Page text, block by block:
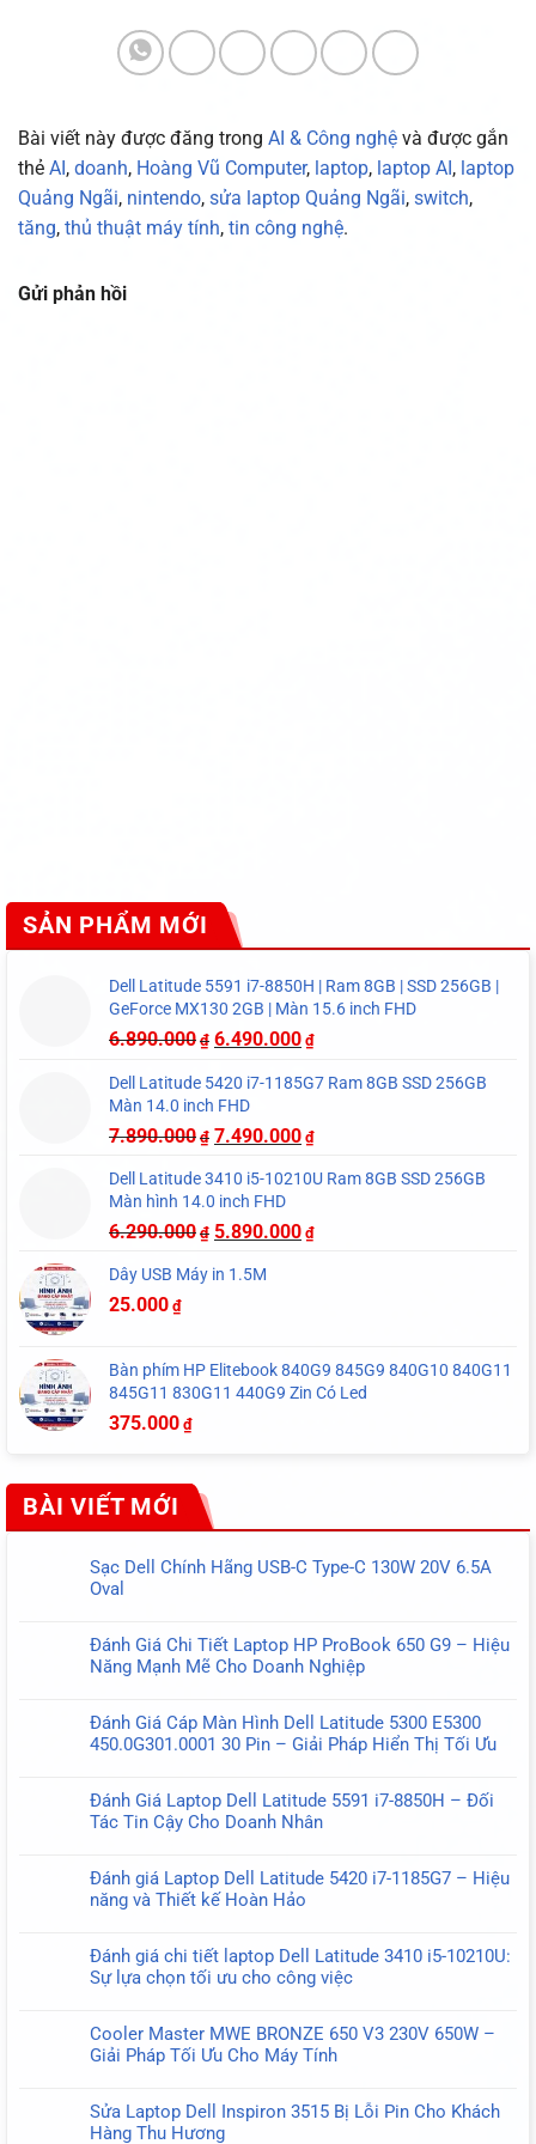
Bài viết này được đăng trong AI & Công nghệ và được gắn
thẻ AI, doanh, Hoàng Vũ Computer, laptop, laptop AI, laptop
Quảng Ngãi, nintendo, sửa laptop Quảng Ngãi, switch,
tăng, thủ thuật máy tính, tin công nghệ.
Gửi phản hồi
SẢN PHẨM MỚI
Dell Latitude 5591 i7-8850H | Ram 8GB | SSD 256GB |
GeForce MX130 2GB | Màn 15.6 inch FHD
6.890.000 ₫ 6.490.000 ₫
Dell Latitude 5420 i7-1185G7 Ram 8GB SSD 256GB
Màn 14.0 inch FHD
7.890.000 ₫ 7.490.000 ₫
Dell Latitude 3410 i5-10210U Ram 8GB SSD 256GB
Màn hình 14.0 inch FHD
6.290.000 ₫ 5.890.000 ₫
Dây USB Máy in 1.5M
25.000 ₫
Bàn phím HP Elitebook 840G9 845G9 840G10 840G11
845G11 830G11 440G9 Zin Có Led
375.000 ₫
BÀI VIẾT MỚI
Sạc Dell Chính Hãng USB-C Type-C 130W 20V 6.5A
Oval
bình
luận
Sạc
Dell
USB-
C
C
130W
20V
Oval
Đánh Giá Chi Tiết Laptop HP ProBook 650 G9 – Hiệu
Năng Mạnh Mẽ Cho Doanh Nghiệp
bình
luận
Đánh
Giá
Laptop
HP
650
G9
–
Năng
Mạnh
Doanh
Nghiệp
Đánh Giá Cáp Màn Hình Dell Latitude 5300 E5300
450.0G301.0001 30 Pin – Giải Pháp Hiển Thị Tối Ưu
bình
luận
Đánh
Giá
Hình
Dell
5300
E5300
450.0G301.0001
Pin
–
Đánh Giá Laptop Dell Latitude 5591 i7-8850H – Đối
Tác Tin Cậy Cho Doanh Nhân
bình
luận
Đánh
Giá
Laptop
Latitude
5591
8850H
–
Đánh giá Laptop Dell Latitude 5420 i7-1185G7 – Hiệu
năng và Thiết kế Hoàn Hảo
bình
luận
Đánh
giá
Latitude
5420
Đánh giá chi tiết laptop Dell Latitude 3410 i5-10210U:
Sự lựa chọn tối ưu cho công việc
bình
luận
Đánh
giá
Cooler Master MWE BRONZE 650 V3 230V 650W –
Giải Pháp Tối Ưu Cho Máy Tính
có
bình
Sửa Laptop Dell Inspiron 3515 Bị Lỗi Pin Cho Khách
Hàng Thu Hương